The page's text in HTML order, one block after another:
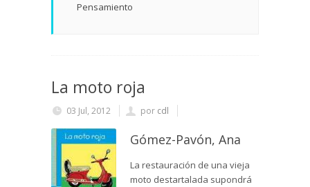
Pensamiento
La moto roja
03 Jul, 2012 por cdl
Gómez-Pavón, Ana
La restauración de una vieja
moto destartalada supondrá